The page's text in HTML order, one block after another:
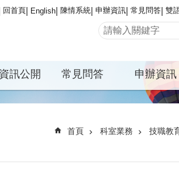
回首頁 English 陳情系統 申辦資訊 常見問答 雙
訊公開 常見問答 申辦資訊
首頁 科室業務 技職教